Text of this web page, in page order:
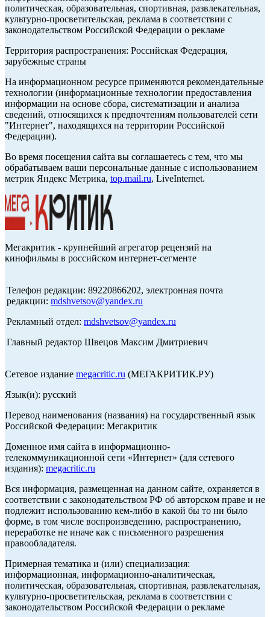
политическая, образовательная, спортивная, развлекательная,
культурно-просветительская, реклама в соответствии с
законодательством Российской Федерации о рекламе
Территория распространения: Российская Федерация,
зарубежные страны
На информационном ресурсе применяются рекомендательные
технологии (информационные технологии предоставления
информации на основе сбора, систематизации и анализа
сведений, относящихся к предпочтениям пользователей сети
"Интернет", находящихся на территории Российской
Федерации).
Во время посещения сайта вы соглашаетесь с тем, что мы
обрабатываем ваши персональные данные с использованием
метрик Яндекс Метрика, top.mail.ru, LiveInternet.
Мегакритик - крупнейший агрегатор рецензий на
кинофильмы в российском интернет-сегменте
Телефон редакции: 89220866202, электронная почта
редакции: mdshvetsov@yandex.ru
Рекламный отдел: mdshvetsov@yandex.ru
Главный редактор Швецов Максим Дмитриевич
Сетевое издание megacritic.ru (МЕГАКРИТИК.РУ)
Язык(и): русский
Перевод наименования (названия) на государственный язык
Российской Федерации: Мегакритик
Доменное имя сайта в информационно-
телекоммуникационной сети «Интернет» (для сетевого
издания): megacritic.ru
Вся информация, размещенная на данном сайте, охраняется в
соответствии с законодательством РФ об авторском праве и не
подлежит использованию кем-либо в какой бы то ни было
форме, в том числе воспроизведению, распространению,
переработке не иначе как с письменного разрешения
правообладателя.
Примерная тематика и (или) специализация:
информационная, информационно-аналитическая,
политическая, образовательная, спортивная, развлекательная,
культурно-просветительская, реклама в соответствии с
законодательством Российской Федерации о рекламе